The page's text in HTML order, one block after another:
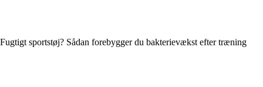
Fugtigt sportstøj? Sådan forebygger du bakterievækst efter træning